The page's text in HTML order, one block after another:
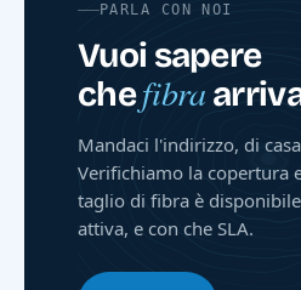
PARLA CON NOI
Vuoi sapere
chefibra
Mandaci l'indirizzo, di
Verifichiamo la copertura
taglio di fibra è
attiva, e con che SLA.